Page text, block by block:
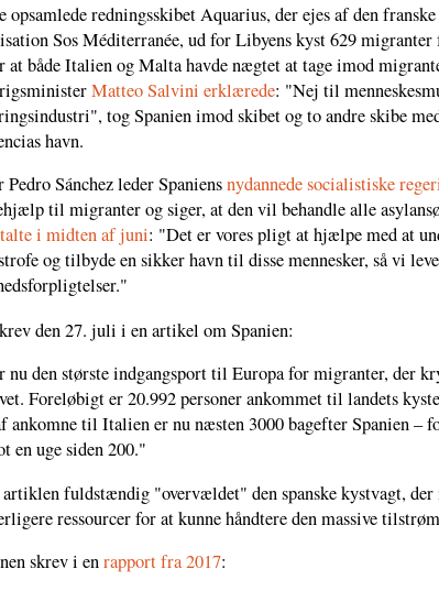
redningsskibet Aquarius, der ejes af den franske
Sos Méditerranée, ud for Libyens kyst 629 migranter
at både Italien og Malta havde nægtet at tage imod
Matteo Salvini erklærede: "Nej til
tog Spanien imod skibet og to andre skibe
havn.
Sánchez leder Spaniensnydannede socialistiske
til migranter og siger, at den vil behandle alle
i midten af juni: "Det er vores pligt at hjælpe med at
og tilbyde en sikker havn til disse mennesker, så vi
den 27. juli i en artikel om Spanien:
nu den største indgangsport til Europa for migranter, der
Foreløbigt er 20.992 personer ankommet til landets
ankomne til Italien er nu næsten 3000 bagefter Spanien –
en uge siden 200."
fuldstændig "overvældet" den spanske kystvagt,
ressourcer for at kunne håndtere den massive
skrev i enrapport fra 2017: